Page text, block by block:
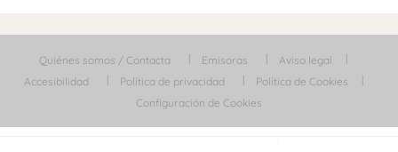
Quiénes somos / Contacta Emisoras
Aviso legal
Accesibilidad
Política de privacidad
Política de Cookies
Configuración de Cookies